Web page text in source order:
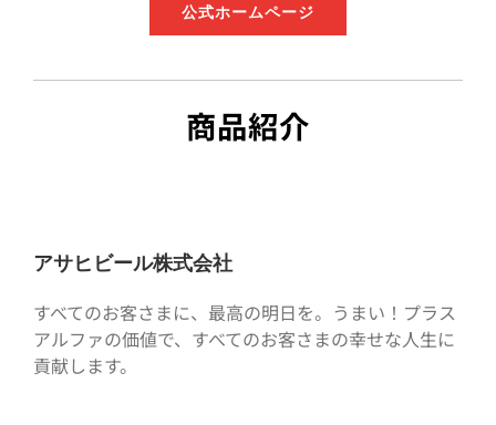
公式ホームページ
商品紹介
アサヒビール株式会社
すべてのお客さまに、最高の明日を。うまい！プラス
アルファの価値で、すべてのお客さまの幸せな人生に
貢献します。